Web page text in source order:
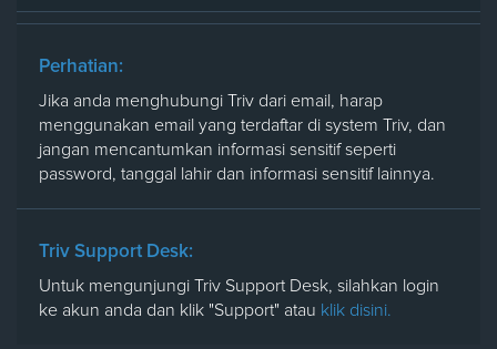
Perhatian:
Jika anda menghubungi Triv dari email, harap
menggunakan email yang terdaftar di system Triv, dan
jangan mencantumkan informasi sensitif seperti
password, tanggal lahir dan informasi sensitif lainnya.
Triv Support Desk:
Untuk mengunjungi Triv Support Desk, silahkan login
ke akun anda dan klik "Support" atau klik disini.